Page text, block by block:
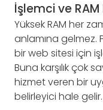
İşlemci ve
Yüksek RAM her
anlamına gelmez.
bir web sitesi için
Buna karşılık çok
hizmet veren bir
belirleyici hale gelir.